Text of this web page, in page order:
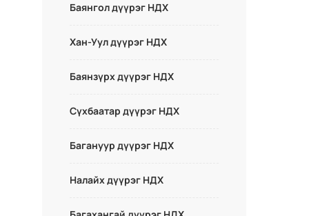
Баянгол дүүрэг НДХ
Хан-Уул дүүрэг НДХ
Баянзүрх дүүрэг НДХ
Сүхбаатар дүүрэг НДХ
Багануур дүүрэг НДХ
Налайх дүүрэг НДХ